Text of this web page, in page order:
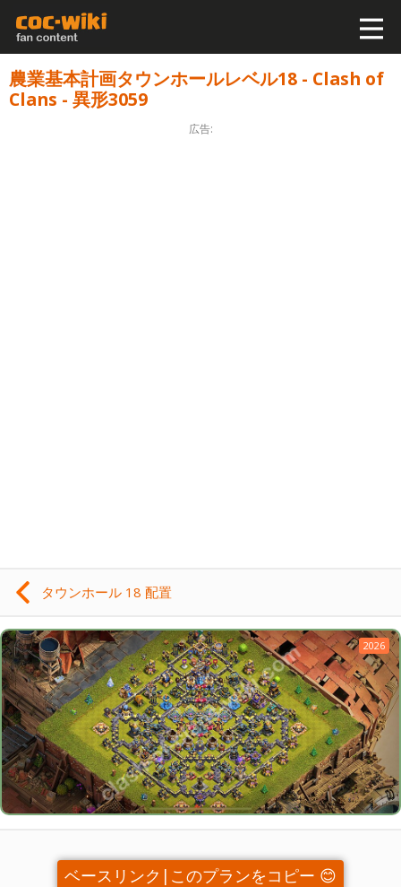
農業基本計画タウンホールレベル18 - Clash of
Clans - 異形3059
広告:
タウンホール 18 配置
2026
ベースリンク|このプランをコピー 😊